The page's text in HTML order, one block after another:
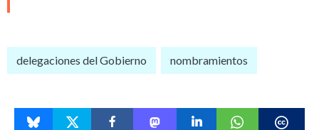
delegaciones del Gobierno nombramientos